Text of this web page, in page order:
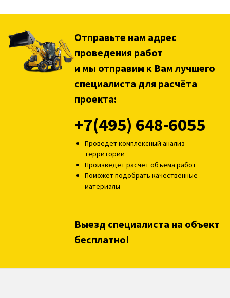
Отправьте нам адрес
проведения работ
и мы отправим к Вам лучшего
специалиста для расчёта
проекта:
+7(495) 648-6055
Проведет комплексный анализ
территории
Произведет расчёт объёма работ
Поможет подобрать качественные
материалы
Выезд специалиста на объект
бесплатно!